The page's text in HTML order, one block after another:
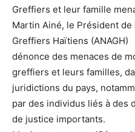
Greffiers et leur famille
Martin Ainé, le Président de
Greffiers Haïtiens (ANAGH)
dénonce des menaces de
greffiers et leurs familles,
juridictions du pays,
par des individus liés à des
de justice importants.